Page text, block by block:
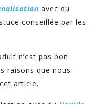
avec du
conseillée par les
n’est pas bon
raisons que nous
article.